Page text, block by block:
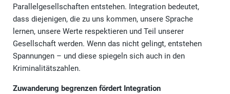
Parallelgesellschaften entstehen. Integration bedeutet,
dass diejenigen, die zu uns kommen, unsere Sprache
lernen, unsere Werte respektieren und Teil unserer
Gesellschaft werden. Wenn das nicht gelingt, entstehen
Spannungen – und diese spiegeln sich auch in den
Kriminalitätszahlen.
Zuwanderung begrenzen fördert Integration